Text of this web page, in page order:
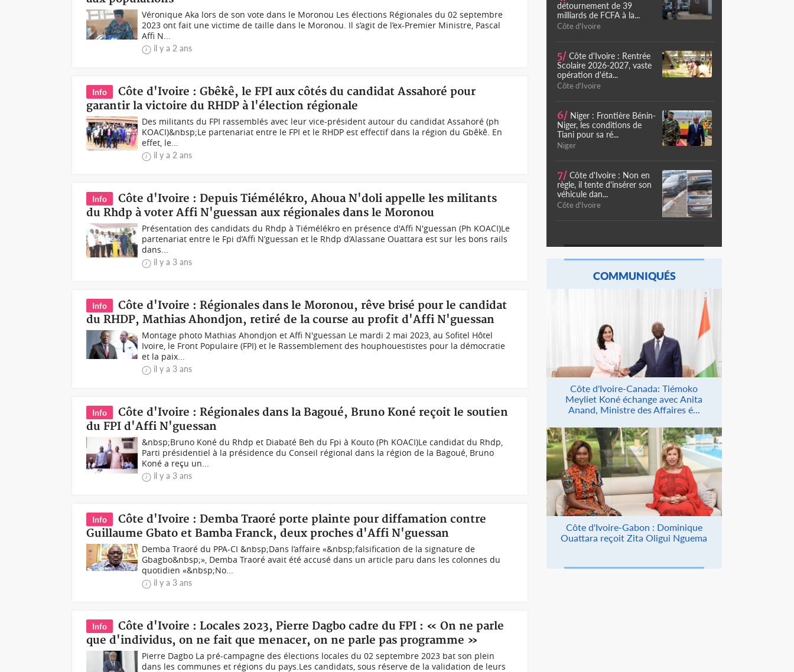
Véronique Aka lors de son vote dans le Moronou Les élections Régionales du 02 septembre
2023 ont fait une victime de taille dans le Moronou. Il s’agit de l’ex-Premier Ministre, Pascal
Affi N...
il y a 2 ans
Info
Côte d'Ivoire : Gbêkê, le FPI aux côtés du candidat Assahoré pour
garantir la victoire du RHDP à l'élection régionale
Des militants du FPI rassemblés avec leur vice-président autour du candidat Assahoré (ph
KOACI)&nbsp;Le partenariat entre le FPI et le RHDP est effectif dans la région du Gbêkê. En
effet, le...
il y a 2 ans
Info
Côte d'Ivoire : Depuis Tiémélékro, Ahoua N'doli appelle les militants
du Rhdp à voter Affi N'guessan aux régionales dans le Moronou
Présentation des candidats du Rhdp à Tiémélékro en présence d'Affi N'guessan (Ph KOACI)Le
partenariat entre le Fpi d’Affi N’guessan et le Rhdp d’Alassane Ouattara est sur les bons rails
dans...
il y a 3 ans
Info
Côte d'Ivoire : Régionales dans le Moronou, rêve brisé pour le candidat
du RHDP, Mathias Ahondjon, retiré de la course au profit d'Affi N'guessan
Montage photo Mathias Ahondjon et Affi N'guessan Le mardi 2 mai 2023, au Sofitel Hôtel
Ivoire, le Front Populaire (FPI) et le Rassemblement des houphouestistes pour la démocratie
et la paix...
il y a 3 ans
Info
Côte d'Ivoire : Régionales dans la Bagoué, Bruno Koné reçoit le soutien
du FPI d'Affi N'guessan
&nbsp;Bruno Koné du Rhdp et Diabaté Beh du Fpi à Kouto (Ph KOACI)Le candidat du Rhdp,
Parti présidentiel à la présidence du Conseil régional dans la région de la Bagoué, Bruno
Koné a reçu un...
il y a 3 ans
Info
Côte d'Ivoire : Demba Traoré porte plainte pour diffamation contre
Guillaume Gbato et Bamba Franck, deux proches d'Affi N'guessan
Demba Traoré du PPA-CI &nbsp;Dans l’affaire «&nbsp;falsification de la signature de
Gbagbo&nbsp;», Demba Traoré avait été accusé dans un article paru dans les colonnes du
quotidien «&nbsp;No...
il y a 3 ans
Info
Côte d'Ivoire : Locales 2023, Pierre Dagbo cadre du FPI : « On ne parle
que d'individus, on ne fait que menacer, on ne parle pas programme »
Pierre Dagbo La pré-campagne des élections locales du 02 septembre 2023 bat son plein
dans les communes et régions du pays.Les candidats, sous réserve de la validation de leurs
détournement de 39
milliards de FCFA à la...
Côte d'Ivoire
5/ Côte d'Ivoire : Rentrée
Scolaire 2026-2027, vaste
opération d'éta...
Côte d'Ivoire
6/ Niger : Frontière Bénin-
Niger, les conditions de
Tiani pour sa ré...
Niger
7/ Côte d'Ivoire : Non en
règle, il tente d'insérer son
véhicule dan...
Côte d'Ivoire
COMMUNIQUÉS
Côte d'Ivoire-Canada: Tiémoko
Meyliet Koné échange avec Anita
Anand, Ministre des Affaires é...
Côte d'Ivoire-Gabon : Dominique
Ouattara reçoit Zita Oligui Nguema